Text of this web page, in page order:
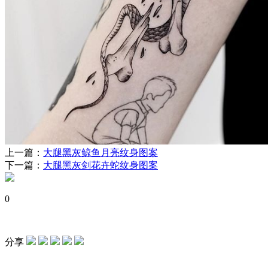
上一篇： 大腿黑灰鲸鱼月亮纹身图案
下一篇： 大腿黑灰剑花卉蛇纹身图案
0
分享